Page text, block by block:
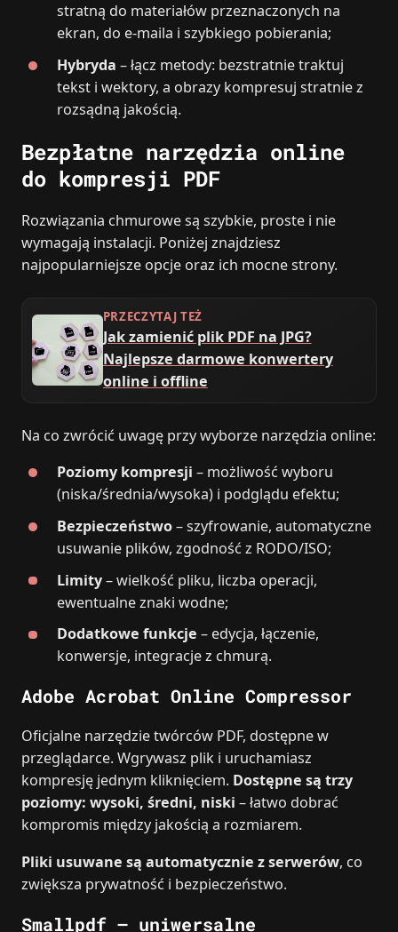
stratną do materiałów przeznaczonych na
ekran, do e‑maila i szybkiego pobierania;
Hybryda – łącz metody: bezstratnie traktuj
tekst i wektory, a obrazy kompresuj stratnie z
rozsądną jakością.
Bezpłatne narzędzia online
do kompresji PDF
Rozwiązania chmurowe są szybkie, proste i nie
wymagają instalacji. Poniżej znajdziesz
najpopularniejsze opcje oraz ich mocne strony.
PRZECZYTAJ TEŻ
Jak zamienić plik PDF na JPG?
Najlepsze darmowe konwertery
online i offline
Na co zwrócić uwagę przy wyborze narzędzia online:
Poziomy kompresji – możliwość wyboru
(niska/średnia/wysoka) i podglądu efektu;
Bezpieczeństwo– szyfrowanie, automatyczne
usuwanie plików, zgodność z RODO/ISO;
Limity– wielkość pliku, liczba operacji,
ewentualne znaki wodne;
Dodatkowe funkcje – edycja, łączenie,
konwersje, integracje z chmurą.
Adobe Acrobat Online Compressor
Oficjalne narzędzie twórców PDF, dostępne w
przeglądarce. Wgrywasz plik i uruchamiasz
kompresję jednym kliknięciem. Dostępne są trzy
poziomy: wysoki, średni, niski – łatwo dobrać
kompromis między jakością a rozmiarem.
Pliki usuwane są automatycznie z serwerów, co
zwiększa prywatność i bezpieczeństwo.
Smallpdf – uniwersalne